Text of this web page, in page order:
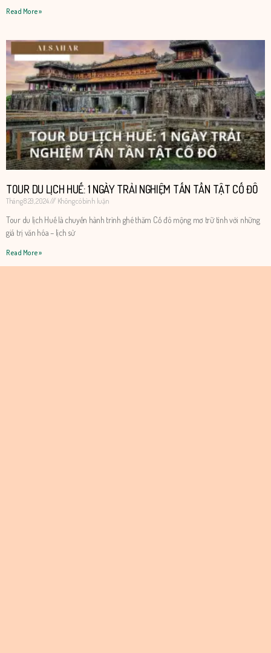
Read More »
TOUR DU LỊCH HUẾ: 1 NGÀY TRẢI NGHIỆM TẤN TẦN TẬT CỐ ĐÔ
Tháng 8 29, 2024 Không có bình luận
Tour du lịch Huế là chuyến hành trình ghé thăm Cố đô mộng mơ trữ tình với những
giá trị văn hóa – lịch sử
Read More »